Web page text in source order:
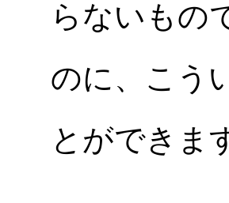
らないもの
のに、こう
とができま